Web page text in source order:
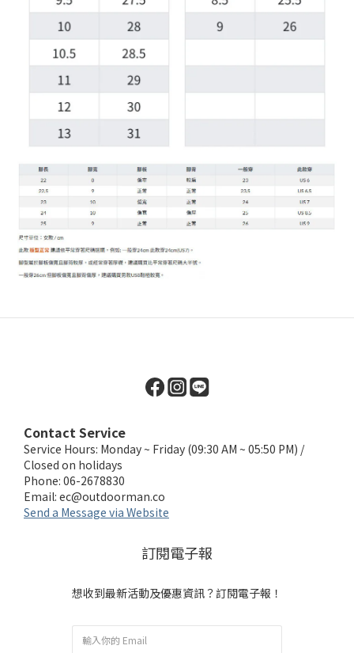
Contact Service
Service Hours: Monday ~ Friday (09:30 AM ~ 05:50 PM) /
Closed on holidays
Phone: 06-2678830
Email: ec@outdoorman.co
Send a Message via Website
訂閱電子報
想收到最新活動及優惠資訊？訂閱電子報！